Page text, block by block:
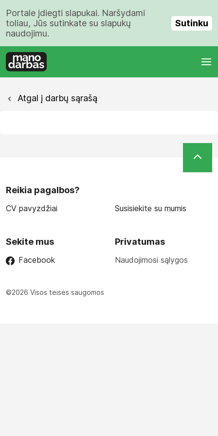
Portale įdiegti slapukai. Naršydami
toliau, Jūs sutinkate su slapukų
naudojimu.
Sutinku
Atgal į darbų sąrašą
Reikia pagalbos?
CV pavyzdžiai Susisiekite su mumis
Sekite mus
Facebook
Privatumas
Naudojimosi sąlygos
©2026 Visos teisės saugomos